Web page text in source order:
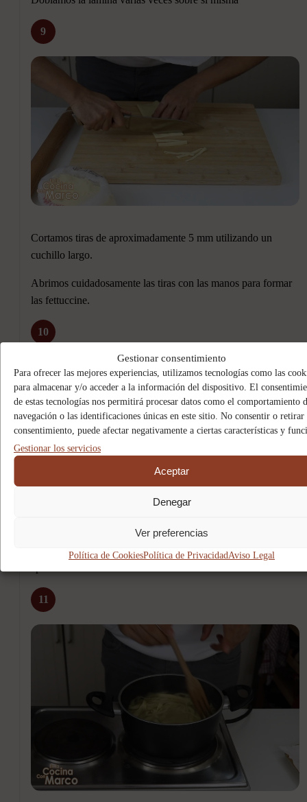
Gestionar consentimiento
Para ofrecer las mejores experiencias, utilizamos tecnologías como las
para almacenar y/o acceder a la información del dispositivo. El
de estas tecnologías nos permitirá procesar datos como el comportamiento
navegación o las identificaciones únicas en este sitio. No consentir o retirar
consentimiento, puede afectar negativamente a ciertas características y
Gestionar los servicios
Aceptar
Denegar
Ver preferencias
Política de CookiesPolítica de PrivacidadAviso Legal
9
Cortamos tiras de aproximadamente 5 mm utilizando un
cuchillo largo.
Abrimos cuidadosamente las tiras con las manos para formar
las fettuccine.
10
Las espolvoreamos con un poco de harina y las dejamos secar
11